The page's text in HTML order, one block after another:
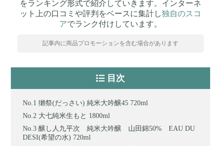
をランキング形式で紹介していきます。インターネ
ット上の口コミや評判をベースに集計し独自のスコ
アでランク付けしています。
記事内に商品プロモーションを含む場合があります
目次
獺祭(だっさい) 純米大吟醸45 720ml
大七純米生もと 1800ml
醸し人九平次 純米大吟醸 山田錦50% EAU DU
DESI(希望の水) 720ml